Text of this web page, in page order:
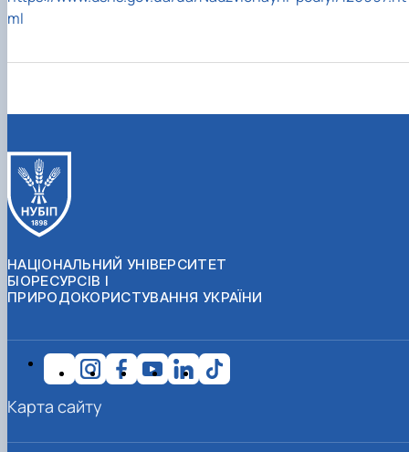
ml
НАЦІОНАЛЬНИЙ УНІВЕРСИТЕТ
БІОРЕСУРСІВ І
ПРИРОДОКОРИСТУВАННЯ УКРАЇНИ
Карта сайту